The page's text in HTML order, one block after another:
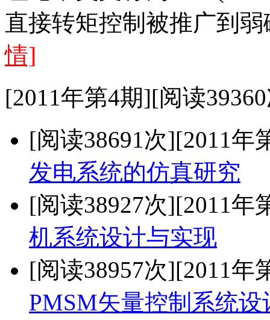
直接转矩控制被推广到
情]
[2011年第4期][阅读
[阅读38691次][2011年
发电系统的仿真研究
[阅读38927次][2011年
机系统设计与实现
[阅读38957次][2011年
PMSM矢量控制系统设